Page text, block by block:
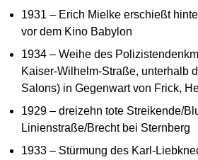
1931 – Erich Mielke erschießt
vor dem Kino Babylon
1934 – Weihe des
Kaiser-Wilhelm-Straße, unterhalb
Salons) in Gegenwart von Frick,
1929 – dreizehn tote Streikende/
Linienstraße/Brecht bei Sternberg
1933 – Stürmung des Karl-